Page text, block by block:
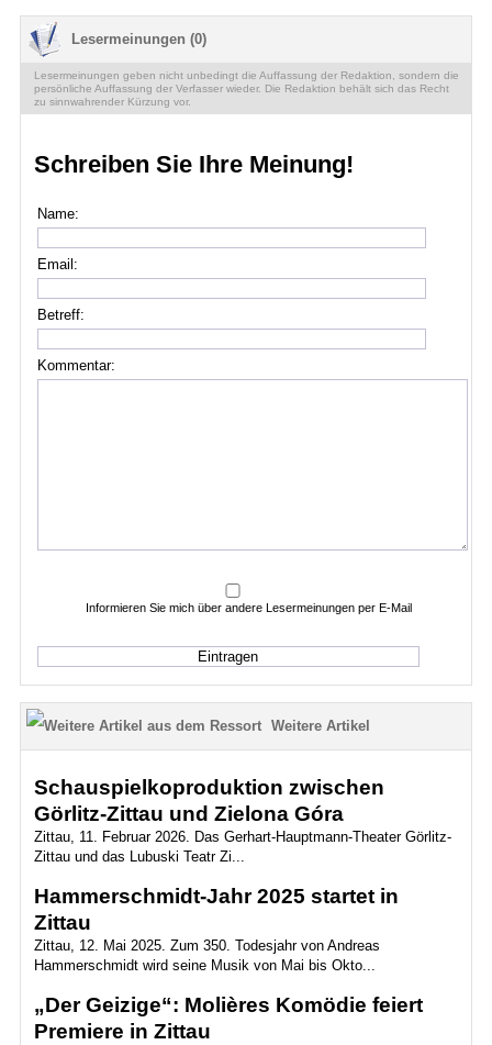
Lesermeinungen (0)
Lesermeinungen geben nicht unbedingt die Auffassung der Redaktion, sondern die
persönliche Auffassung der Verfasser wieder. Die Redaktion behält sich das Recht
zu sinnwahrender Kürzung vor.
Schreiben Sie Ihre Meinung!
Name:
Email:
Betreff:
Kommentar:
Informieren Sie mich über andere Lesermeinungen per E-Mail
Weitere Artikel
Schauspielkoproduktion zwischen
Görlitz-Zittau und Zielona Góra
Zittau, 11. Februar 2026. Das Gerhart-Hauptmann-Theater Görlitz-
Zittau und das Lubuski Teatr Zi...
Hammerschmidt-Jahr 2025 startet in
Zittau
Zittau, 12. Mai 2025. Zum 350. Todesjahr von Andreas
Hammerschmidt wird seine Musik von Mai bis Okto...
„Der Geizige“: Molières Komödie feiert
Premiere in Zittau